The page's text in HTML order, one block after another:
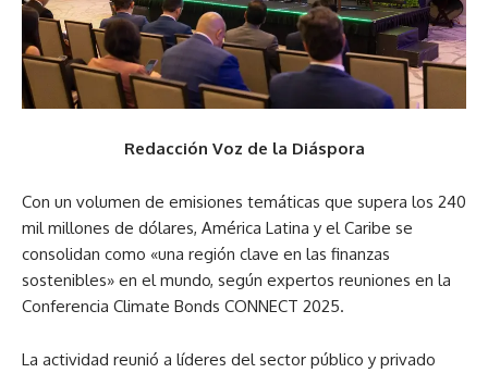
Redacción Voz de la Diáspora
Con un volumen de emisiones temáticas que supera los 240
mil millones de dólares, América Latina y el Caribe se
consolidan como «una región clave en las finanzas
sostenibles» en el mundo, según expertos reuniones en la
Conferencia Climate Bonds CONNECT 2025.
La actividad reunió a líderes del sector público y privado